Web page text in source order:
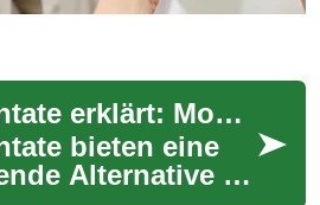
Zahnimplantate erklärt: Moderne Lösungen für Zahnersatz
bieten eine
Alternative zu